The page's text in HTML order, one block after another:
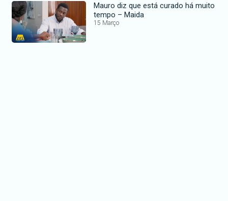
Mauro diz que está curado há muito
tempo – Maida
15 Março